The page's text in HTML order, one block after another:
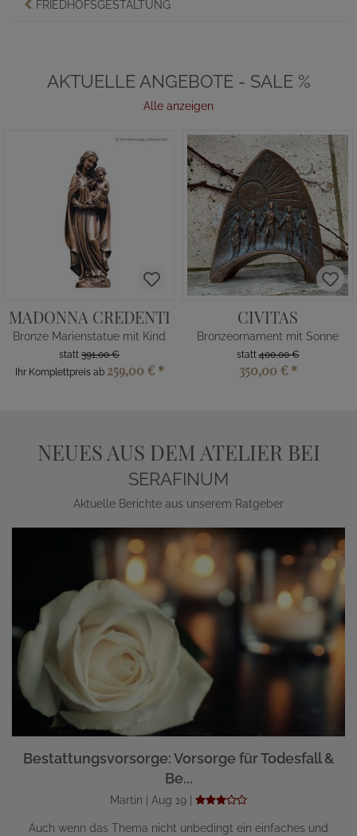
FRIEDHOFSGESTALTUNG
AKTUELLE ANGEBOTE - SALE %
Alle anzeigen
MADONNA CREDENTI
Bronze Marienstatue mit Kind
statt 391,00 €
Ihr Komplettpreis ab 259,00 € *
CIVITAS
Bronzeornament mit Sonne
statt400,00 €
350,00 € *
NEUES AUS DEM ATELIER BEI
SERAFINUM
Aktuelle Berichte aus unserem Ratgeber
Bestattungsvorsorge: Vorsorge für Todesfall &
Be...
Martin | Aug 19 |
Auch wenn das Thema nicht unbedingt ein einfaches und